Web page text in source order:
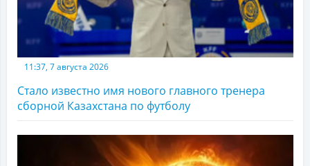
11:37, 7 августа 2026
Стало известно имя нового главного тренера
сборной Казахстана по футболу